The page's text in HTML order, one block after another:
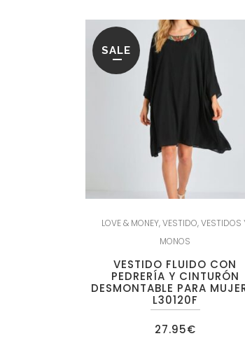
SALE
LOVE & MONEY,VESTIDO,VESTIDOS
MONOS
VESTIDO FLUIDO CON
PEDRERÍA Y CINTURÓN
DESMONTABLE PARA
L30120F
27.95€